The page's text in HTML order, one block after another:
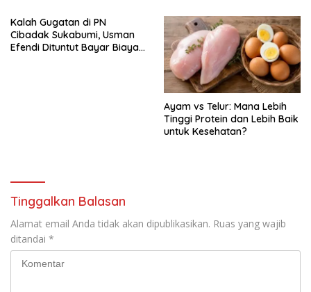
Kalah Gugatan di PN
Cibadak Sukabumi, Usman
Efendi Dituntut Bayar Biaya
Ayam vs Telur: Mana Lebih
Tinggi Protein dan Lebih Baik
untuk Kesehatan?
Tinggalkan Balasan
Alamat email Anda tidak akan dipublikasikan. Ruas yang wajib
ditandai *